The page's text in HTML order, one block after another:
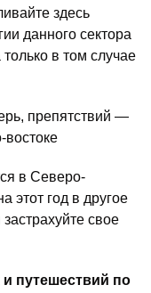
здесь
данного сектора
в том случае
препятствий —
востоке
в Северо-
этот год в другое
свое
и путешествий по